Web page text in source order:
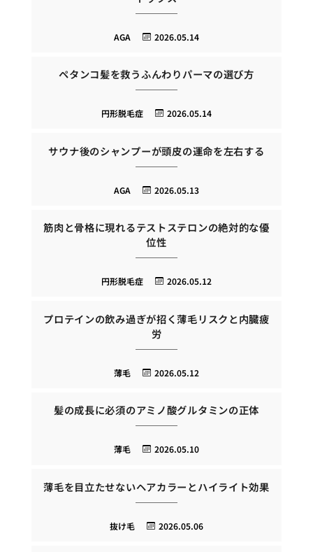
2026.05.14
AGA
ペタンコ髪を救うふんわりパーマの選び方
2026.05.14
円形脱毛症
サウナ後のシャンプーが頭皮の運命を左右する
2026.05.13
AGA
筋肉と骨格に現れるテストステロンの絶対的な優
位性
2026.05.12
円形脱毛症
プロテインの飲み過ぎが招く薄毛リスクと内臓疲
労
2026.05.12
薄毛
髪の成長に必須のアミノ酸グルタミンの正体
2026.05.10
薄毛
薄毛を目立たせないヘアカラーとハイライト効果
2026.05.06
抜け毛